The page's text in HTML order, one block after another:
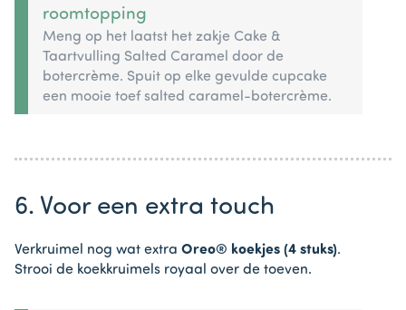
roomtopping
Meng op het laatst het zakje Cake &
Taartvulling Salted Caramel door de
botercrème. Spuit op elke gevulde cupcake
een mooie toef salted caramel-botercrème.
6. Voor een extra touch
Verkruimel nog wat extra Oreo® koekjes (4 stuks).
Strooi de koekkruimels royaal over de toeven.